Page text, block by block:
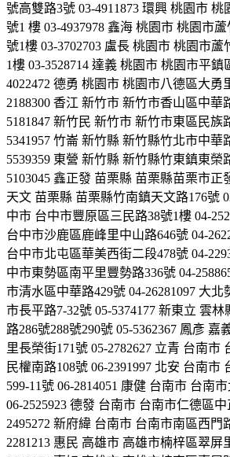
號高雙路3號 03-4911873 環興 桃園市
號1 樓 03-4937978 鑫海 桃園市 桃園市
號1樓 03-3702703 盧長 桃園市 桃園市
1樓 03-3528714 達義 桃園市 桃園市平鎮
4022472 德勇 桃園市 桃園市八德區大勇
2188300 香江 新竹市 新竹市香山區中華
5181847 新竹民 新竹市 新竹市東區民族
5341957 竹崙 新竹縣 新竹縣竹北市中華
5539359 東營 新竹縣 新竹縣竹東鎮東榮
5103045 鑫正發 苗栗縣 苗栗縣苗栗市正
天文 苗栗縣 苗栗縣竹南鎮天文路176號
中市 台中市豐原區三民路38號1樓 04-
台中市沙鹿區鹿峰里中山路646號 04-
台中市北屯區華美西街二段478號 04-
中市東勢區南平里豐勢路336號 04-
市清水區中華路429號 04-26281097 大
市長平路7-32號 05-5374177 新東立 雲
路286號288號290號 05-5362367 鳳彥 嘉
里長榮街171號 05-2782627 立青 台南市
民權南路108號 06-2391997 北安 台南市
599-11號 06-2814051 康健 台南市 台南
06-2525923 德發 台南市 台南市仁德區
2495272 新府緯 台南市 台南市南區西門
2281213 惠民 高雄市 高雄市楠梓區翠屏